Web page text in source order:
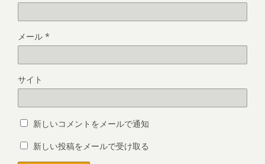
メール *
サイト
新しいコメントをメールで通知
新しい投稿をメールで受け取る